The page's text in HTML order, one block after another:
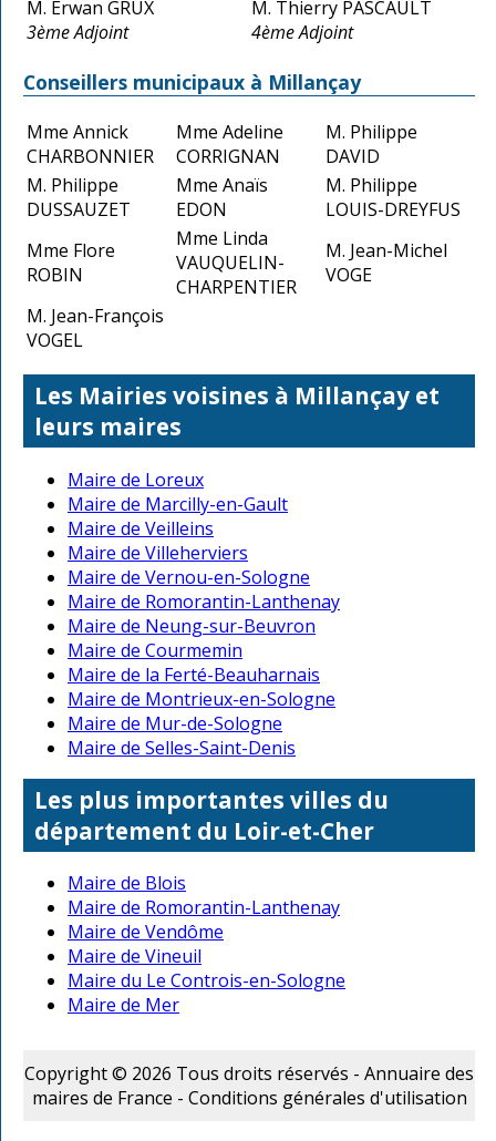
M. Erwan GRUX
3ème Adjoint
M. Thierry PASCAULT
4ème Adjoint
Conseillers municipaux à Millançay
Mme Annick
CHARBONNIER
Mme Adeline
CORRIGNAN
M. Philippe
DAVID
M. Philippe
DUSSAUZET
Mme Anaïs
EDON
M. Philippe
LOUIS-DREYFUS
Mme Flore
ROBIN
Mme Linda
VAUQUELIN-
CHARPENTIER
M. Jean-Michel
VOGE
M. Jean-François
VOGEL
Les Mairies voisines à Millançay et
leurs maires
Maire de Loreux
Maire de Marcilly-en-Gault
Maire de Veilleins
Maire de Villeherviers
Maire de Vernou-en-Sologne
Maire de Romorantin-Lanthenay
Maire de Neung-sur-Beuvron
Maire de Courmemin
Maire de la Ferté-Beauharnais
Maire de Montrieux-en-Sologne
Maire de Mur-de-Sologne
Maire de Selles-Saint-Denis
Les plus importantes villes du
département du Loir-et-Cher
Maire de Blois
Maire de Romorantin-Lanthenay
Maire de Vendôme
Maire de Vineuil
Maire du Le Controis-en-Sologne
Maire de Mer
Copyright © 2026 Tous droits réservés - Annuaire des
maires de France - Conditions générales d'utilisation